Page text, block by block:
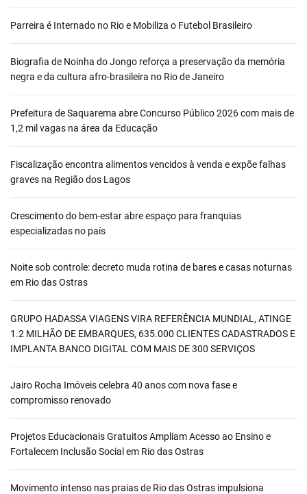
Parreira é Internado no Rio e Mobiliza o Futebol Brasileiro
Biografia de Noinha do Jongo reforça a preservação da memória
negra e da cultura afro-brasileira no Rio de Janeiro
Prefeitura de Saquarema abre Concurso Público 2026 com mais de
1,2 mil vagas na área da Educação
Fiscalização encontra alimentos vencidos à venda e expõe falhas
graves na Região dos Lagos
Crescimento do bem-estar abre espaço para franquias
especializadas no país
Noite sob controle: decreto muda rotina de bares e casas noturnas
em Rio das Ostras
GRUPO HADASSA VIAGENS VIRA REFERÊNCIA MUNDIAL, ATINGE
1.2 MILHÃO DE EMBARQUES, 635.000 CLIENTES CADASTRADOS E
IMPLANTA BANCO DIGITAL COM MAIS DE 300 SERVIÇOS
Jairo Rocha Imóveis celebra 40 anos com nova fase e
compromisso renovado
Projetos Educacionais Gratuitos Ampliam Acesso ao Ensino e
Fortalecem Inclusão Social em Rio das Ostras
Movimento intenso nas praias de Rio das Ostras impulsiona